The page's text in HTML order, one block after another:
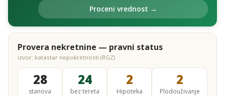
Proceni vrednost →
Provera nekretnine — pravni status
izvor: katastar nepokretnosti (RGZ)
28
stanova
24
bez tereta
2
Hipoteka
2
Plodouživanje